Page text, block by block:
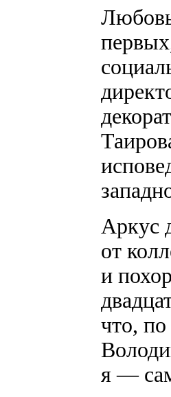
Аркус
от
и
что,
я —